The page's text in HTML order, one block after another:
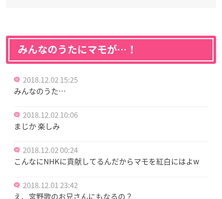
みんなのうたにマモが…！
2018.12.02 15:25
みんなのうた…
2018.12.02 10:06
まじか 楽しみ
2018.12.02 00:24
こんなにNHKに貢献してるんだからマモを紅白にはよw
2018.12.01 23:42
え、宮野歌のお兄さんにもなるの？